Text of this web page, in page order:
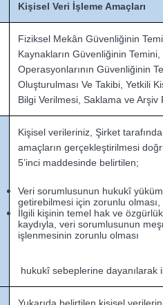
Kişisel Veri İşleme Amaçları
Fiziksel Mekân Güvenliğinin
Kaynakların Güvenliğinin
Operasyonlarının Güvenliğinin
Oluşturulması Ve Takibi, Yetkili
Bilgi Verilmesi, Saklama ve
Kişisel verileriniz, Şirket
amaçların gerçekleştirilmesi
5’inci maddesinde belirtilen;
Veri sorumlusunun hukukî
getirebilmesi için zorunlu olması,
İlgili kişinin temel hak ve
kaydıyla, veri sorumlusunun
işlenmesinin zorunlu olması
hukukî sebeplerine dayanılarak